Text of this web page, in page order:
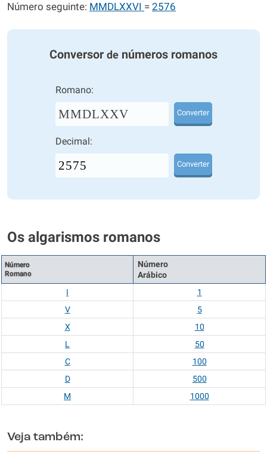
Número seguinte: MMDLXXVI = 2576
Conversor de números romanos
Romano:
MMDLXXV Converter
Decimal:
Converter
Os algarismos romanos
Número
Romano
Número
Arábico
I
1
V
5
X
10
L
50
C
100
D
500
M
1000
Veja também: